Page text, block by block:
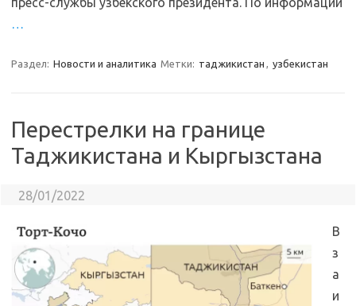
…
Раздел: Новости и аналитика Метки: таджикистан , узбекистан
Перестрелки на границе
Таджикистана и Кыргызстана
28/01/2022
В
з
а
и